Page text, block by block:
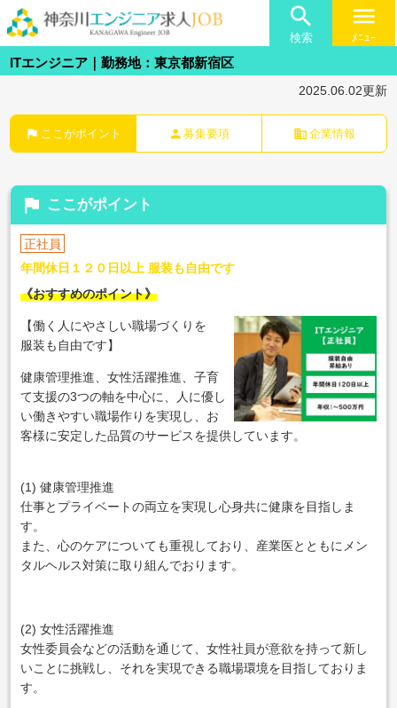

検索
menu
ﾒﾆｭｰ
ITエンジニア｜勤務地：東京都新宿区
2025.06.02更新
flag ここがポイント person 募集要項 business 企業情報
flag ここがポイント
正社員
年間休日１２０日以上 服装も自由です
《おすすめのポイント》
【働く人にやさしい職場づくりを
服装も自由です】
健康管理推進、女性活躍推進、子育
て支援の3つの軸を中心に、人に優し
い働きやすい職場作りを実現し、お
客様に安定した品質のサービスを提供しています。
(1) 健康管理推進
仕事とプライベートの両立を実現し心身共に健康を目指しま
す。
また、心のケアについても重視しており、産業医とともにメン
タルヘルス対策に取り組んでおります。
(2) 女性活躍推進
女性委員会などの活動を通じて、女性社員が意欲を持って新し
いことに挑戦し、それを実現できる職場環境を目指しておりま
す。